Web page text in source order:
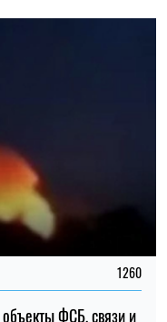
1260
ФСБ, связи и